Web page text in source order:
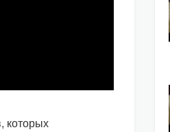
которых